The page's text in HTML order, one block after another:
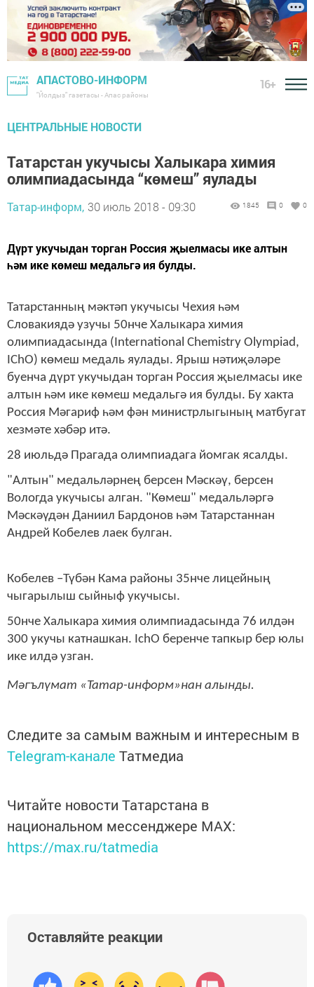
АПАСТОВО-ИНФОРМ
"Йолдыз" газетасы - Апас районы
16+
ЦЕНТРАЛЬНЫЕ НОВОСТИ
Татарстан укучысы Халыкара химия
олимпиадасында “көмеш” яулады
Татар-информ, 30 июль 2018 - 09:30 1845 0 0
Дүрт укучыдан торган Россия җыелмасы ике алтын
һәм ике көмеш медальгә ия булды.
Татарстанның мәктәп укучысы Чехия һәм
Словакиядә узучы 50нче Халыкара химия
олимпиадасында (International Chemistry Olympiad,
IChO) көмеш медаль яулады. Ярыш нәтиҗәләре
буенча дүрт укучыдан торган Россия җыелмасы ике
алтын һәм ике көмеш медальгә ия булды. Бу хакта
Россия Мәгариф һәм фән министрлыгының матбугат
хезмәте хәбәр итә.
28 июльдә Прагада олимпиадага йомгак ясалды.
"Алтын" медальләрнең берсен Мәскәү, берсен
Вологда укучысы алган. "Көмеш" медальләргә
Мәскәүдән Даниил Бардонов һәм Татарстаннан
Андрей Кобелев лаек булган.
Кобелев –Түбән Кама районы 35нче лицейның
чыгарылыш сыйныф укучысы.
50нче Халыкара химия олимпиадасында 76 илдән
300 укучы катнашкан. IchO беренче тапкыр бер юлы
ике илдә узган.
Мәгълүмат «Татар-информ»нан алынды.
Следите за самым важным и интересным в
Telegram-канале Татмедиа
Читайте новости Татарстана в
национальном мессенджере MАХ:
https://max.ru/tatmedia
Оставляйте реакции